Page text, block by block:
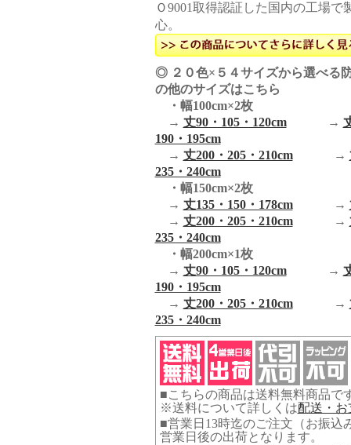
Ｏ9001取得認証した国内の工場
心。
◎ ２０色×５４サイズから選べる
の他のサイズはこちら
・幅100cm×2枚
→ 丈90・105・120cm→
190・195cm
→ 丈200・205・210cm→
235・240cm
・幅150cm×2枚
→ 丈135・150・178cm→
→ 丈200・205・210cm→
235・240cm
・幅200cm×1枚
→ 丈90・105・120cm→
190・195cm
→ 丈200・205・210cm→
235・240cm
■こちらの商品は送料無料商品で
※送料について詳しくは配送・
■営業日13時迄のご注文（お振込
営業日後の出荷となります。